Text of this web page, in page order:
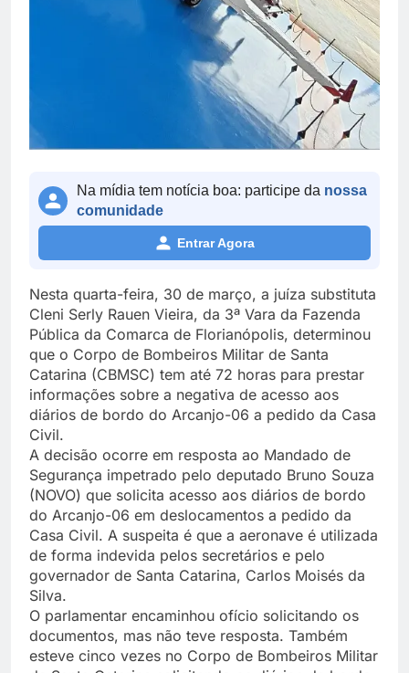
Na mídia tem notícia boa: participe da nossa
comunidade
Entrar Agora
Nesta quarta-feira, 30 de março, a juíza substituta
Cleni Serly Rauen Vieira, da 3ª Vara da Fazenda
Pública da Comarca de Florianópolis, determinou
que o Corpo de Bombeiros Militar de Santa
Catarina (CBMSC) tem até 72 horas para prestar
informações sobre a negativa de acesso aos
diários de bordo do Arcanjo-06 a pedido da Casa
Civil.
A decisão ocorre em resposta ao Mandado de
Segurança impetrado pelo deputado Bruno Souza
(NOVO) que solicita acesso aos diários de bordo
do Arcanjo-06 em deslocamentos a pedido da
Casa Civil. A suspeita é que a aeronave é utilizada
de forma indevida pelos secretários e pelo
governador de Santa Catarina, Carlos Moisés da
Silva.
O parlamentar encaminhou ofício solicitando os
documentos, mas não teve resposta. Também
esteve cinco vezes no Corpo de Bombeiros Militar